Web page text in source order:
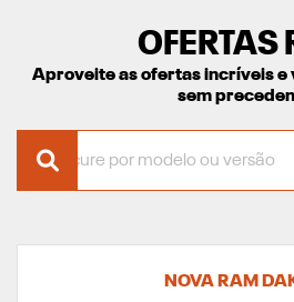
OFERTAS
Aproveite as ofertas incríveis e
sem
NOVA RAM